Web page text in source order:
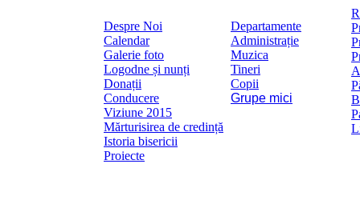
Despre Noi
Calendar
Galerie foto
Logodne și nunți
Donații
Conducere
Viziune 2015
Mărturisirea de credință
Istoria bisericii
Proiecte
Departamente
Administrație
Muzica
Tineri
Copii
Grupe mici